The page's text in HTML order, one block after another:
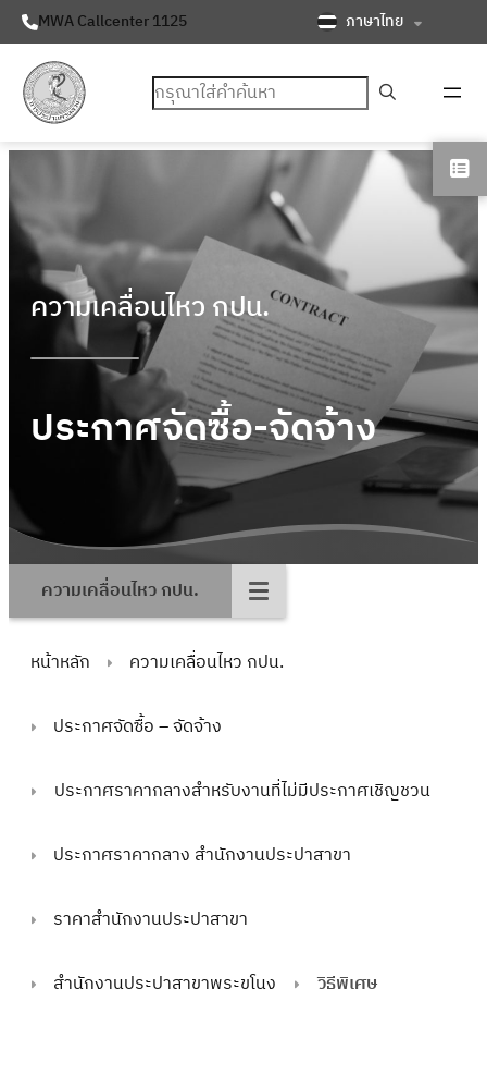
MWA Callcenter 1125 ภาษาไทย
ค้นหา
ความเคลื่อนไหว กปน.
ประกาศจัดซื้อ-จัดจ้าง
ความเคลื่อนไหว กปน.
หน้าหลัก ความเคลื่อนไหว กปน.
ประกาศจัดซื้อ – จัดจ้าง
ประกาศราคากลางสำหรับงานที่ไม่มีประกาศเชิญชวน
ประกาศราคากลาง สำนักงานประปาสาขา
ราคาสำนักงานประปาสาขา
สำนักงานประปาสาขาพระขโนง วิธีพิเศษ